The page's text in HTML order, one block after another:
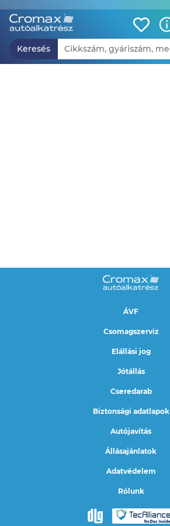
Keresés
ÁVF
Csomagszerviz
Elállási jog
Jótállás
Cseredarab
Biztonsági adatlapok
Autójavítás
Állásajánlatok
Adatvédelem
Rólunk